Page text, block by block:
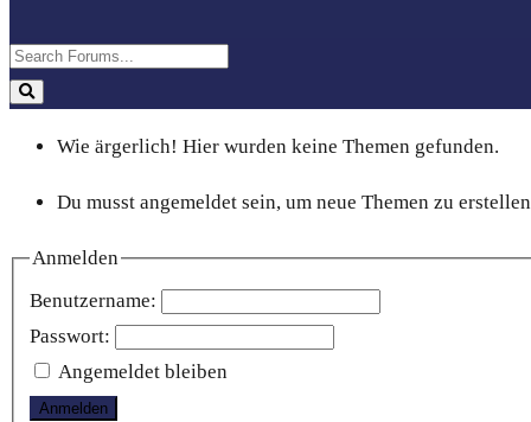
Wie ärgerlich! Hier wurden keine Themen gefunden.
Du musst angemeldet sein, um neue Themen zu
Anmelden
Benutzername:
Passwort:
Angemeldet bleiben
Anmelden